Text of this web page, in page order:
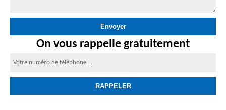
On vous rappelle gratuitement